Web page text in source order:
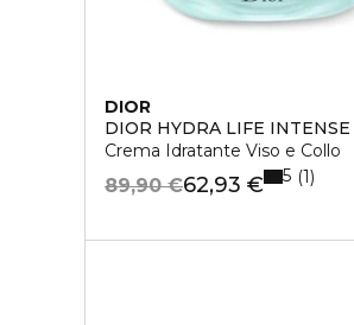
DIOR
DIOR HYDRA LIFE
Crema Idratante Viso e Collo
62,93 €
89,90 € 5 1